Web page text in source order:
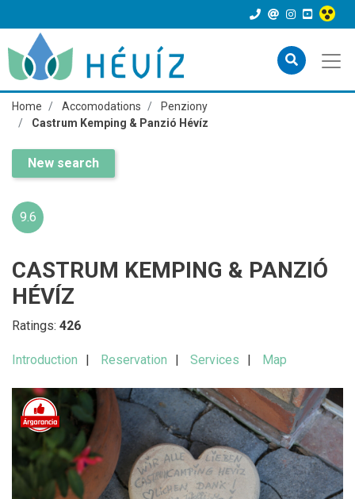
Home Accomodations
Penziony
Castrum Kemping & Panzió Hévíz
New search
9.6
CASTRUM KEMPING & PANZIÓ
HÉVÍZ
Ratings: 426
Introduction Reservation Services Map